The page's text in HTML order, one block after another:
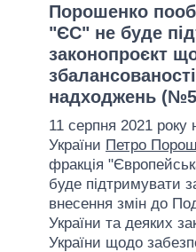
Порошенко
"ЄС" не буде
законопроєкт
надходжень
11 серпня 2021 року
України Петро
фракція
буде підтримувати
внесення змін до
України та деяких
України щодо